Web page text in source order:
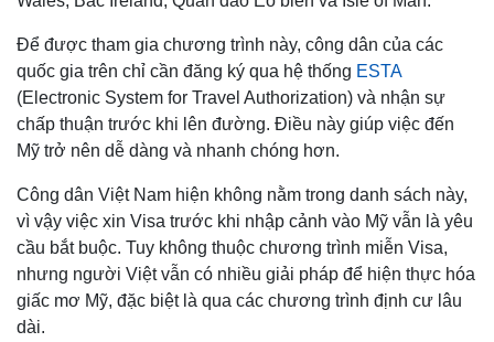
Để được tham gia chương trình này, công dân của các
quốc gia trên chỉ cần đăng ký qua hệ thống ESTA
(Electronic System for Travel Authorization) và nhận sự
chấp thuận trước khi lên đường. Điều này giúp việc đến
Mỹ trở nên dễ dàng và nhanh chóng hơn.
Công dân Việt Nam hiện không nằm trong danh sách này,
vì vậy việc xin Visa trước khi nhập cảnh vào Mỹ vẫn là yêu
cầu bắt buộc. Tuy không thuộc chương trình miễn Visa,
nhưng người Việt vẫn có nhiều giải pháp để hiện thực hóa
giấc mơ Mỹ, đặc biệt là qua các chương trình định cư lâu
dài.